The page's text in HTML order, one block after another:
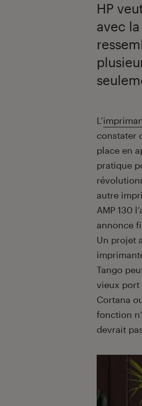
HP
avec
L’
constater
place en
pratique
autre
AMP 130
annonce
Un projet
Tango
vieux port
Cortana
fonction
devrait